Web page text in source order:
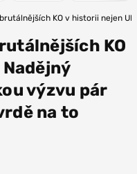
KO v historii nejen
KO
výzvu pár
na to